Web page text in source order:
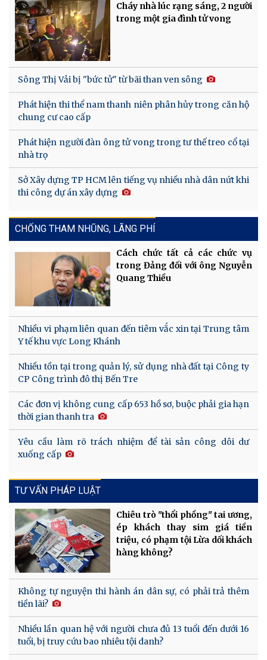
Cháy nhà lúc rạng sáng, 2 người
trong một gia đình tử vong
Sông Thị Vải bị "bức tử" từ bãi than ven sông
Phát hiện thi thể nam thanh niên phân hủy trong căn hộ
chung cư cao cấp
Phát hiện người đàn ông tử vong trong tư thế treo cổ tại
nhà trọ
Sở Xây dựng TP HCM lên tiếng vụ nhiều nhà dân nứt khi
thi công dự án xây dựng
CHỐNG THAM NHŨNG, LÃNG PHÍ
Cách chức tất cả các chức vụ
trong Đảng đối với ông Nguyễn
Quang Thiều
Nhiều vi phạm liên quan đến tiêm vắc xin tại Trung tâm
Y tế khu vực Long Khánh
Nhiều tồn tại trong quản lý, sử dụng nhà đất tại Công ty
CP Công trình đô thị Bến Tre
Các đơn vị không cung cấp 653 hồ sơ, buộc phải gia hạn
thời gian thanh tra
Yêu cầu làm rõ trách nhiệm để tài sản công dôi dư
xuống cấp
TƯ VẤN PHÁP LUẬT
Chiêu trò "thổi phồng" tai ương,
ép khách thay sim giá tiền
triệu, có phạm tội Lừa dối khách
hàng không?
Không tự nguyện thi hành án dân sự, có phải trả thêm
tiền lãi?
Nhiều lần quan hệ với người chưa đủ 13 tuổi đến dưới 16
tuổi, bị truy cứu bao nhiêu tội danh?